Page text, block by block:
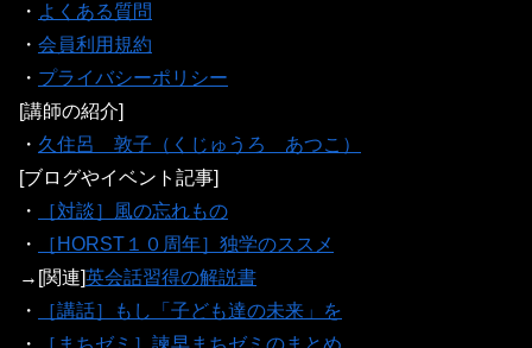
・ よくある質問
・ 会員利用規約
・ プライバシーポリシー
[講師の紹介]
・ 久住呂 敦子（くじゅうろ あつこ）
[ブログやイベント記事]
・
［対談］風の忘れもの
・
［HORST１０周年］独学のススメ
→[関連]英会話習得の解説書
・
［講話］もし「子ども達の未来」を